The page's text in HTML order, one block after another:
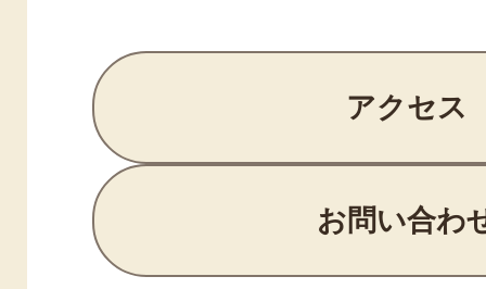
アクセス
お問い合わ